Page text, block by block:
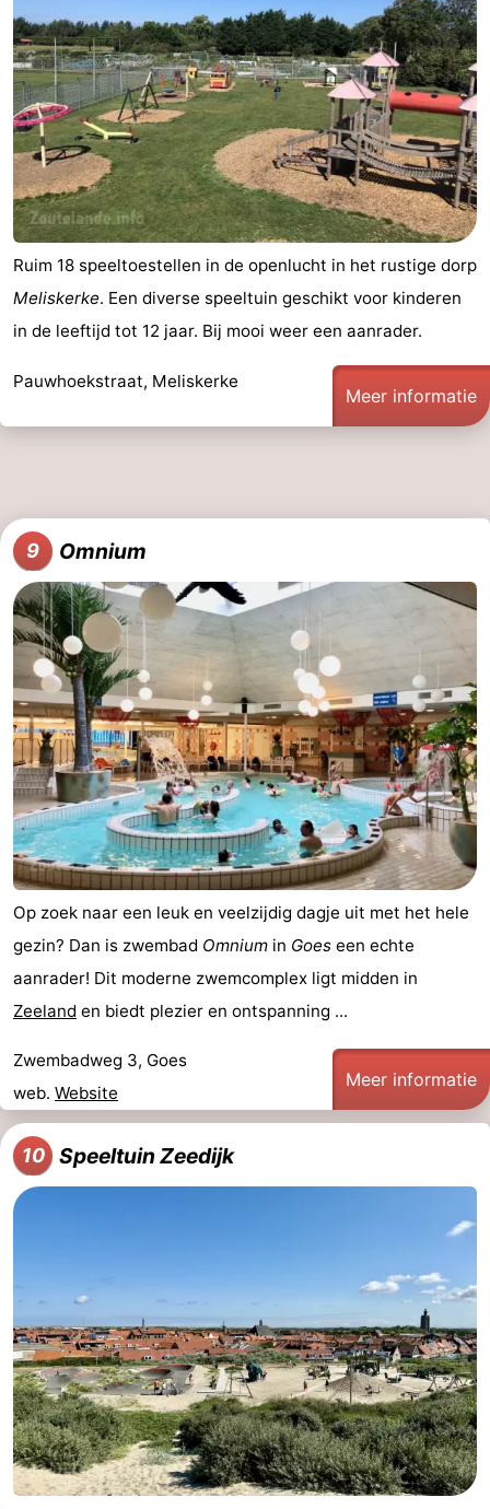
Ruim 18 speeltoestellen in de openlucht in het rustige dorp
Meliskerke. Een diverse speeltuin geschikt voor kinderen
in de leeftijd tot 12 jaar. Bij mooi weer een aanrader.
Pauwhoekstraat, Meliskerke
Meer informatie
9 Omnium
Op zoek naar een leuk en veelzijdig dagje uit met het hele
gezin? Dan is zwembad Omnium in Goes een echte
aanrader! Dit moderne zwemcomplex ligt midden in
Zeeland en biedt plezier en ontspanning ...
Zwembadweg 3, Goes
web. Website
Meer informatie
10 Speeltuin Zeedijk